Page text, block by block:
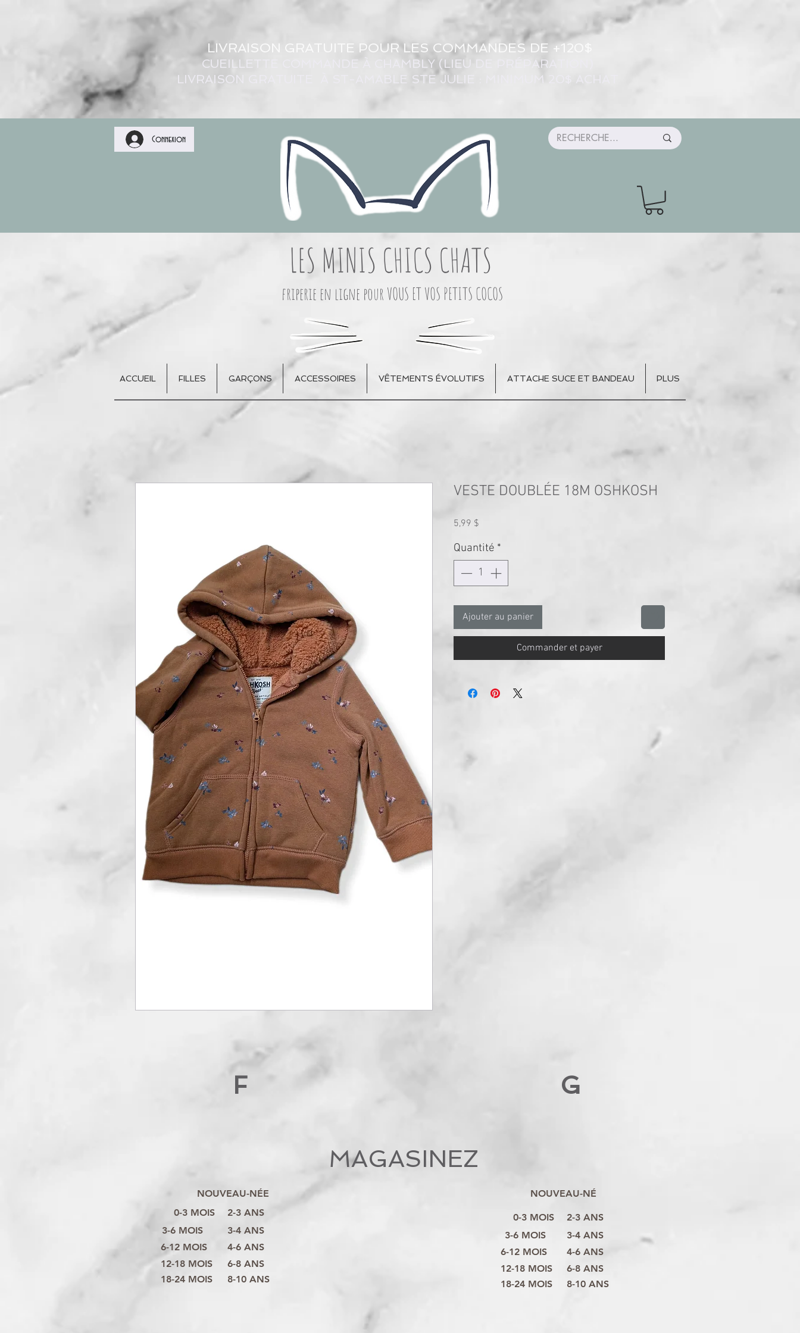
LIVRAISON GRATUITE POUR LES COMMANDES DE +120$
CUEILLETTE COMMANDE À CHAMBLY (LIEU DE PRÉPARATION)
LIVRAISON GRATUITE À ST-AMABLE STE JULIE : MINIMUM 20$ ACHAT
Connexion
LES MINIS CHICS CHATS
friperie en ligne pour VOUS ET VOS PETITS COCOS
ACCUEIL FILLES GARÇONS ACCESSOIRES VÊTEMENTS ÉVOLUTIFS ATTACHE SUCE ET BANDEAU PLUS
VESTE DOUBLÉE 18M OSHKOSH
5,99 $
Quantité *
Ajouter au panier
Commander et payer
F
8-10 ANS
6-8 ANS
4-6 ANS
3-4 ANS
2-3 ANS
NOUVEAU-NÉE
0-3 MOIS
6-12 MOIS
12-18 MOIS
18-24 MOIS
3-6 MOIS
MAGASINEZ
G
NOUVEAU-NÉ
0-3 MOIS
6-12 MOIS
12-18 MOIS
18-24 MOIS
3-6 MOIS
8-10 ANS
6-8 ANS
4-6 ANS
3-4 ANS
2-3 ANS